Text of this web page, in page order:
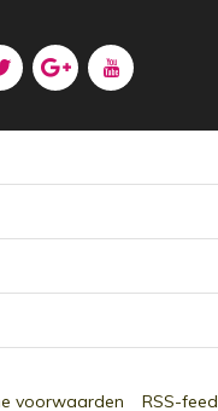
voorwaarden RSS-feed